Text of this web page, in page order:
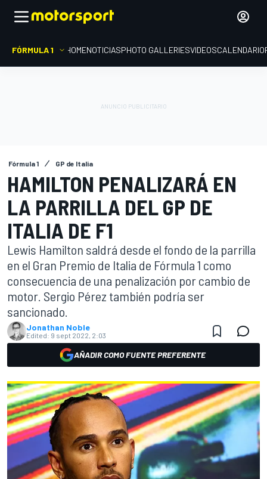
FÓRMULA 1 HOMENOTICIASPHOTO GALLERIESVIDEOSCALENDARIO
Fórmula 1 GP de Italia
HAMILTON PENALIZARÁ EN
LA PARRILLA DEL GP DE
ITALIA DE F1
Lewis Hamilton saldrá desde el fondo de la parrilla
en el Gran Premio de Italia de Fórmula 1 como
consecuencia de una penalización por cambio de
motor. Sergio Pérez también podría ser
sancionado.
Jonathan Noble
Edited: 9 sept 2022, 2:03
AÑADIR COMO FUENTE PREFERENTE